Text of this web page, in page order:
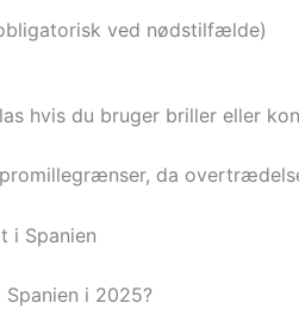
ved nødstilfælde)
hvis du bruger briller eller
da
i Spanien
i 2025?